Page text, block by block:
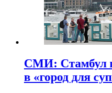
СМИ: Стамбул
в «город для